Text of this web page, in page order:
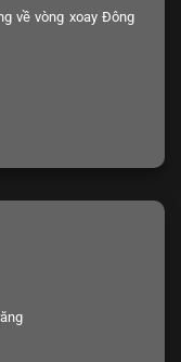
về vòng xoay Đông